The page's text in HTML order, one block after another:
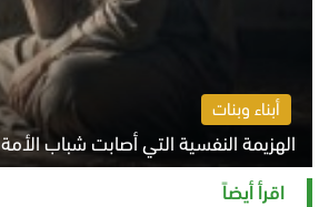
أبناء وبنات
الهزيمة النفسية التي أصابت شباب الأمة
الخميس 6 أغسطس 2026 11:12 ص
اقرأ أيضاً